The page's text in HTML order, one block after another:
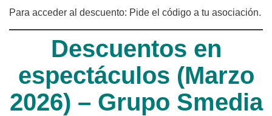
Para acceder al descuento: Pide el código a tu asociación.
Descuentos en
espectáculos (Marzo
2026) – Grupo Smedia